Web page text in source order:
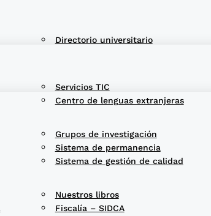
Directorio universitario
Centro de lenguas extranjeras
Sistema de gestión de calidad
Servicios TIC
Sistema de permanencia
Fiscalía – SIDCA
Grupos de investigación
Nuestros libros